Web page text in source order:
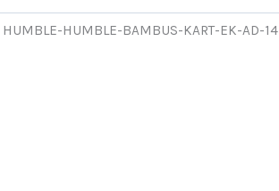
HUMBLE-HUMBLE-BAMBUS-KART-EK-AD-14